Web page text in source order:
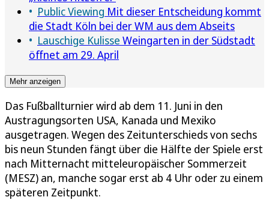
Public Viewing Mit dieser Entscheidung kommt
die Stadt Köln bei der WM aus dem Abseits
Lauschige Kulisse Weingarten in der Südstadt
öffnet am 29. April
Mehr anzeigen
Das Fußballturnier wird ab dem 11. Juni in den
Austragungsorten USA, Kanada und Mexiko
ausgetragen. Wegen des Zeitunterschieds von sechs
bis neun Stunden fängt über die Hälfte der Spiele erst
nach Mitternacht mitteleuropäischer Sommerzeit
(MESZ) an, manche sogar erst ab 4 Uhr oder zu einem
späteren Zeitpunkt.